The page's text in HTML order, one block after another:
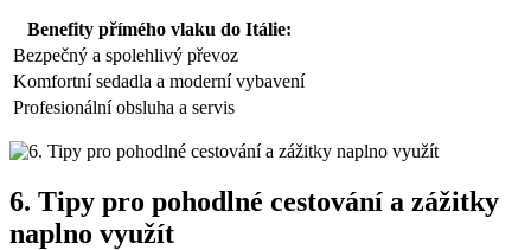
Benefity přímého vlaku do Itálie:
Bezpečný a spolehlivý převoz
Komfortní sedadla a moderní vybavení
Profesionální obsluha a servis
6. Tipy pro pohodlné cestování a zážitky
naplno využít